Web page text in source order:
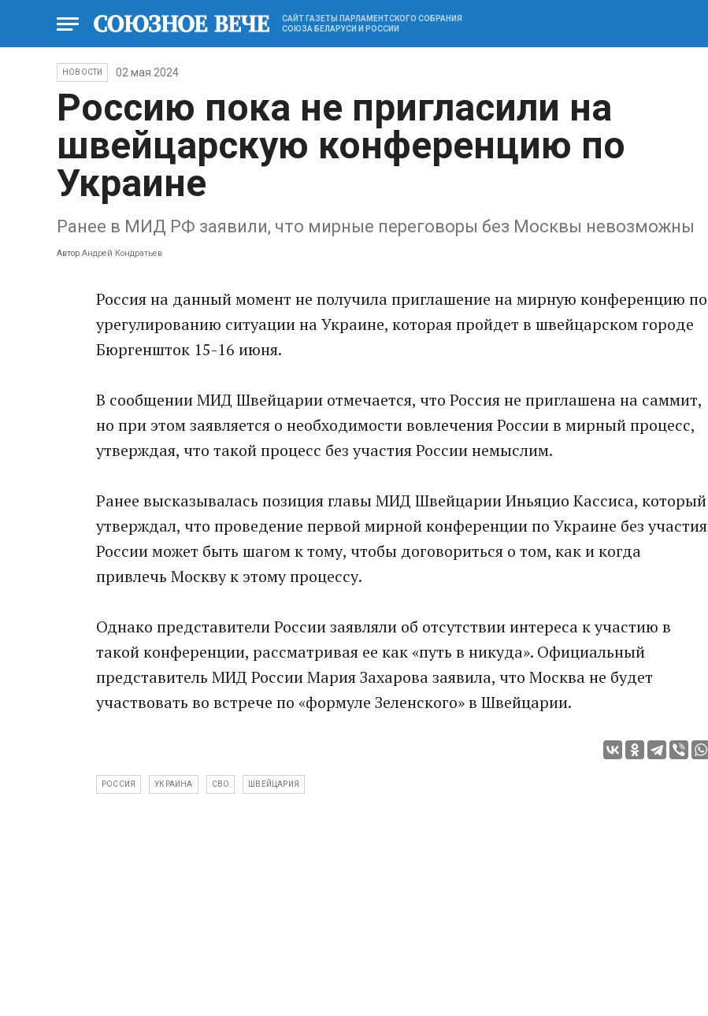
САЙТ ГАЗЕТЫ ПАРЛАМЕНТСКОГО СОБРАНИЯ
СОЮЗА БЕЛАРУСИ И РОССИИ
НОВОСТИ 02 мая 2024
Россию пока не пригласили на
швейцарскую конференцию по
Украине
Ранее в МИД РФ заявили, что мирные переговоры без Москвы невозможны
Автор Андрей Кондратьев
Россия на данный момент не получила приглашение на мирную конференцию по
урегулированию ситуации на Украине, которая пройдет в швейцарском городе
Бюргеншток 15-16 июня.
В сообщении МИД Швейцарии отмечается, что Россия не приглашена на саммит,
но при этом заявляется о необходимости вовлечения России в мирный процесс,
утверждая, что такой процесс без участия России немыслим.
Ранее высказывалась позиция главы МИД Швейцарии Иньяцио Кассиса, который
утверждал, что проведение первой мирной конференции по Украине без участия
России может быть шагом к тому, чтобы договориться о том, как и когда
привлечь Москву к этому процессу.
Однако представители России заявляли об отсутствии интереса к участию в
такой конференции, рассматривая ее как «путь в никуда». Официальный
представитель МИД России Мария Захарова заявила, что Москва не будет
участвовать во встрече по «формуле Зеленского» в Швейцарии.
РОССИЯ УКРАИНА СВО ШВЕЙЦАРИЯ